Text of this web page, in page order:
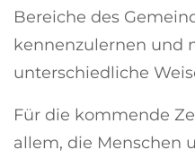
Bereiche des
kennenzulernen und
unterschiedliche
Für die kommende
allem, die Menschen